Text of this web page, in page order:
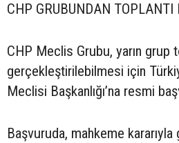
CHP GRUBUNDAN TOPLANTI
CHP Meclis Grubu, yarın grup
gerçekleştirilebilmesi için
Meclisi Başkanlığı’na resmi
Başvuruda, mahkeme kararıyla